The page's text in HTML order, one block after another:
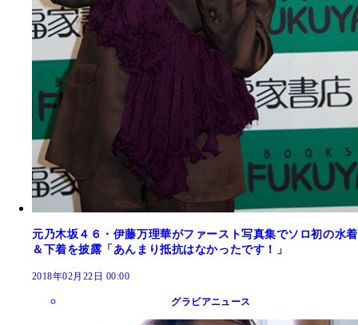
元乃木坂４６・伊藤万理華がファースト写真集でソロ初の水着
＆下着を披露「あんまり抵抗はなかったです！」
2018年02月22日 00:00
グラビアニュース